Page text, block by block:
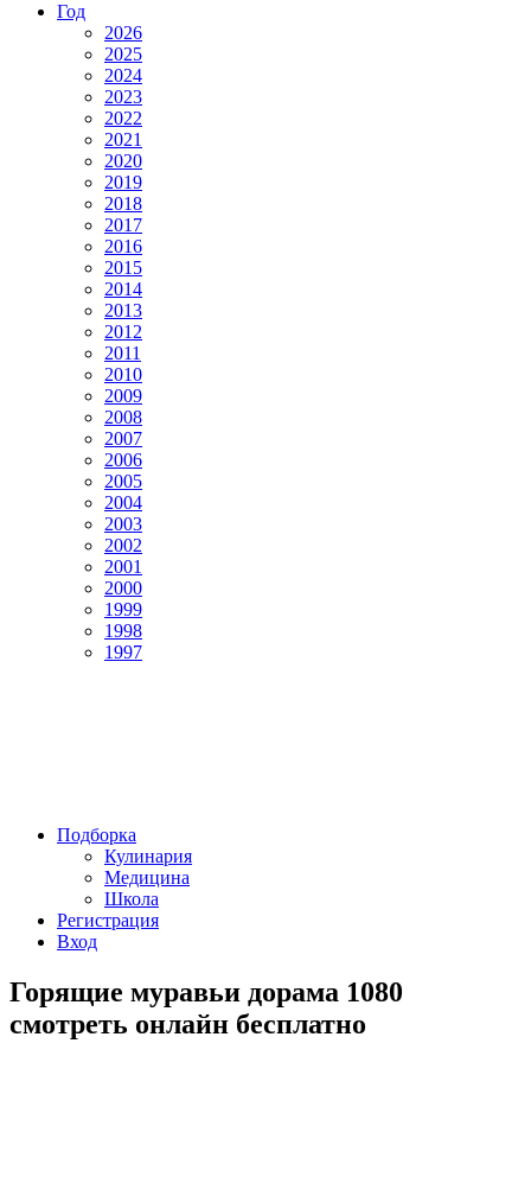
Год
2026
2025
2024
2023
2022
2021
2020
2019
2018
2017
2016
2015
2014
2013
2012
2011
2010
2009
2008
2007
2006
2005
2004
2003
2002
2001
2000
1999
1998
1997
Подборка
Кулинария
Медицина
Школа
Регистрация
Вход
Горящие муравьи дорама 1080
смотреть онлайн бесплатно